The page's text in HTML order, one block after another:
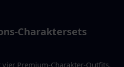
Charaktersets
Premium-Charakter-Outfits,